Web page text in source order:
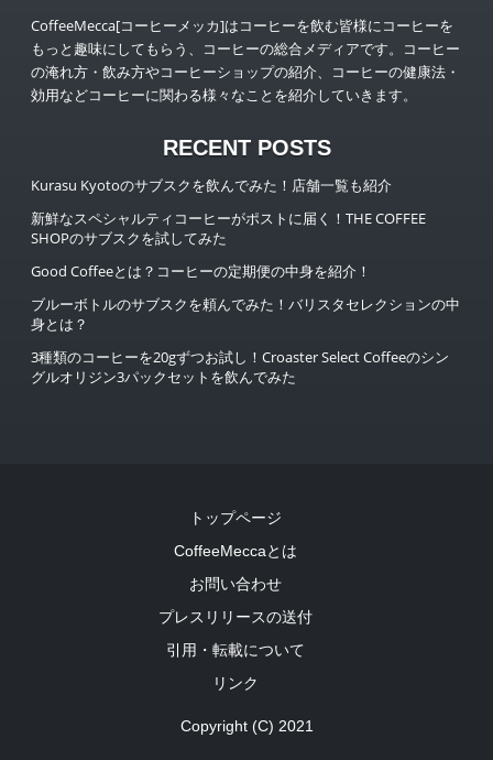
CoffeeMecca[コーヒーメッカ]はコーヒーを飲む皆様にコーヒーを
もっと趣味にしてもらう、コーヒーの総合メディアです。コーヒー
の淹れ方・飲み方やコーヒーショップの紹介、コーヒーの健康法・
効用などコーヒーに関わる様々なことを紹介していきます。
RECENT POSTS
Kurasu Kyotoのサブスクを飲んでみた！店舗一覧も紹介
新鮮なスペシャルティコーヒーがポストに届く！THE COFFEE
SHOPのサブスクを試してみた
Good Coffeeとは？コーヒーの定期便の中身を紹介！
ブルーボトルのサブスクを頼んでみた！バリスタセレクションの中
身とは？
3種類のコーヒーを20gずつお試し！Croaster Select Coffeeのシン
グルオリジン3パックセットを飲んでみた
トップページ
CoffeeMeccaとは
お問い合わせ
プレスリリースの送付
引用・転載について
リンク
Copyright (C) 2021